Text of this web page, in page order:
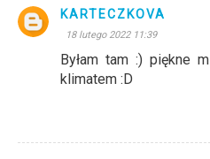
KARTECZKOVA
18 lutego 2022 11:39
Byłam tam :) piękne
klimatem :D